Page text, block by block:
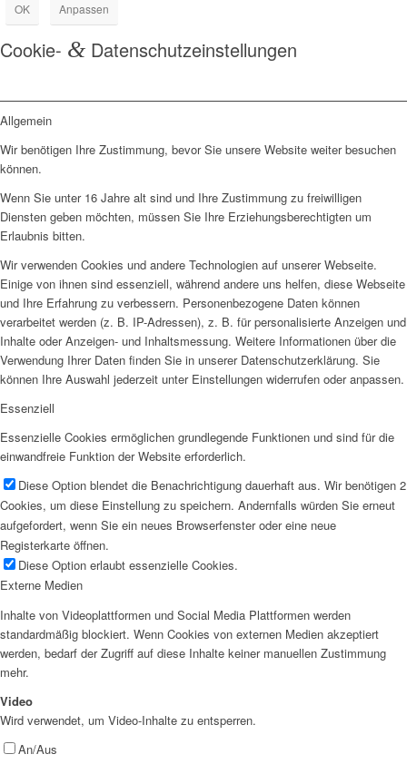
OK Anpassen
Cookie- & Datenschutzeinstellungen
Allgemein
Wir benötigen Ihre Zustimmung, bevor Sie unsere Website weiter besuchen
können.
Wenn Sie unter 16 Jahre alt sind und Ihre Zustimmung zu freiwilligen
Diensten geben möchten, müssen Sie Ihre Erziehungsberechtigten um
Erlaubnis bitten.
Wir verwenden Cookies und andere Technologien auf unserer Webseite.
Einige von ihnen sind essenziell, während andere uns helfen, diese Webseite
und Ihre Erfahrung zu verbessern. Personenbezogene Daten können
verarbeitet werden (z. B. IP-Adressen), z. B. für personalisierte Anzeigen und
Inhalte oder Anzeigen- und Inhaltsmessung. Weitere Informationen über die
Verwendung Ihrer Daten finden Sie in unserer Datenschutzerklärung. Sie
können Ihre Auswahl jederzeit unter Einstellungen widerrufen oder anpassen.
Essenziell
Essenzielle Cookies ermöglichen grundlegende Funktionen und sind für die
einwandfreie Funktion der Website erforderlich.
Diese Option blendet die Benachrichtigung dauerhaft aus. Wir benötigen 2
Cookies, um diese Einstellung zu speichern. Andernfalls würden Sie erneut
aufgefordert, wenn Sie ein neues Browserfenster oder eine neue
Registerkarte öffnen.
Diese Option erlaubt essenzielle Cookies.
Externe Medien
Inhalte von Videoplattformen und Social Media Plattformen werden
standardmäßig blockiert. Wenn Cookies von externen Medien akzeptiert
werden, bedarf der Zugriff auf diese Inhalte keiner manuellen Zustimmung
mehr.
Video
Wird verwendet, um Video-Inhalte zu entsperren.
An/Aus